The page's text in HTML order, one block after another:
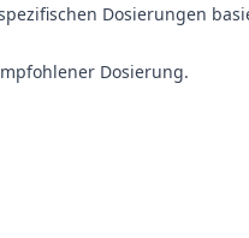
Dosierungen
Dosierung.